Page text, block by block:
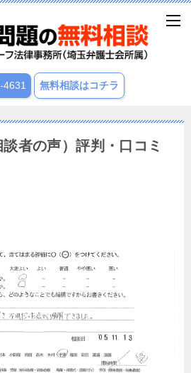
無料相談はコチラ
者の声）評判・口コミ